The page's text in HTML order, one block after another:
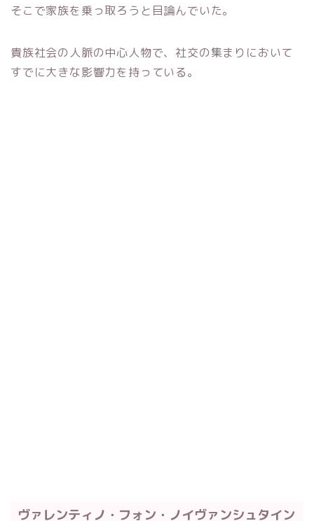
そこで家族を乗っ取ろうと目論んでいた。
貴族社会の人脈の中心人物で、社交の集まりにおいて
すでに大きな影響力を持っている。
ヴァレンティノ・フォン・ノイヴァンシュタイン